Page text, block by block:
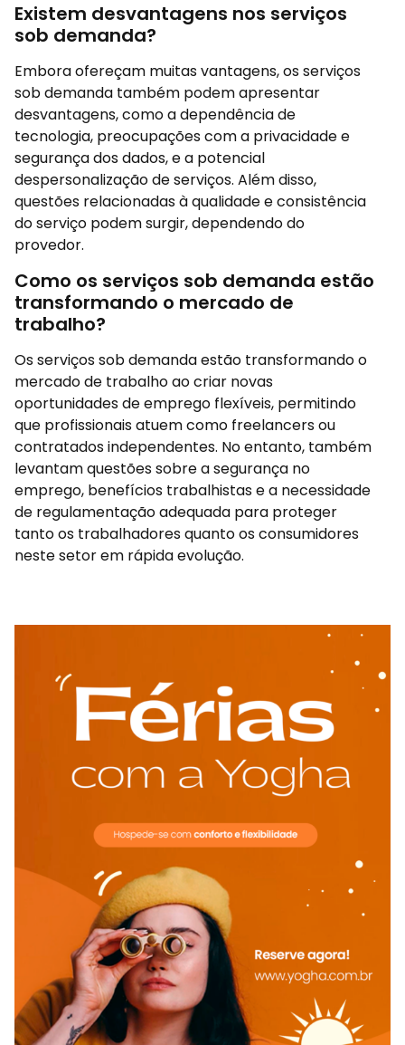
Existem desvantagens nos serviços
sob demanda?
Embora ofereçam muitas vantagens, os serviços
sob demanda também podem apresentar
desvantagens, como a dependência de
tecnologia, preocupações com a privacidade e
segurança dos dados, e a potencial
despersonalização de serviços. Além disso,
questões relacionadas à qualidade e consistência
do serviço podem surgir, dependendo do
provedor.
Como os serviços sob demanda estão
transformando o mercado de
trabalho?
Os serviços sob demanda estão transformando o
mercado de trabalho ao criar novas
oportunidades de emprego flexíveis, permitindo
que profissionais atuem como freelancers ou
contratados independentes. No entanto, também
levantam questões sobre a segurança no
emprego, benefícios trabalhistas e a necessidade
de regulamentação adequada para proteger
tanto os trabalhadores quanto os consumidores
neste setor em rápida evolução.